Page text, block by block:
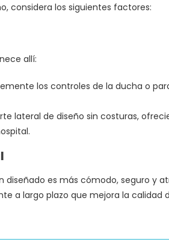
considera los siguientes factores:
allí:
los controles de la ducha o
lateral de diseño sin costuras,
es más cómodo, seguro y
a largo plazo que mejora la calidad